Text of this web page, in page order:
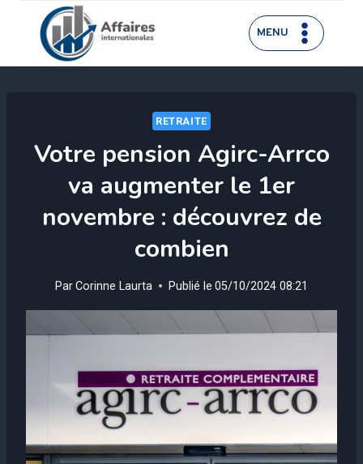
contenu
MENU
RETRAITE
Votre pension Agirc-Arrco
va augmenter le 1er
novembre : découvrez de
combien
ParCorinne Laurta Publié le 05/10/2024 08:21